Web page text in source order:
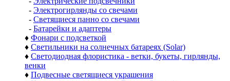
- Электрогирлянды со свечами
- Светящиеся панно со свечами
- Батарейки и адаптеры
♦ Фонари с подсветкой
♦ Светильники на солнечных батареях (Solar)
♦ Светодиодная флористика - ветки, букеты, гирлянды,
венки
♦ Подвесные светящиеся украшения